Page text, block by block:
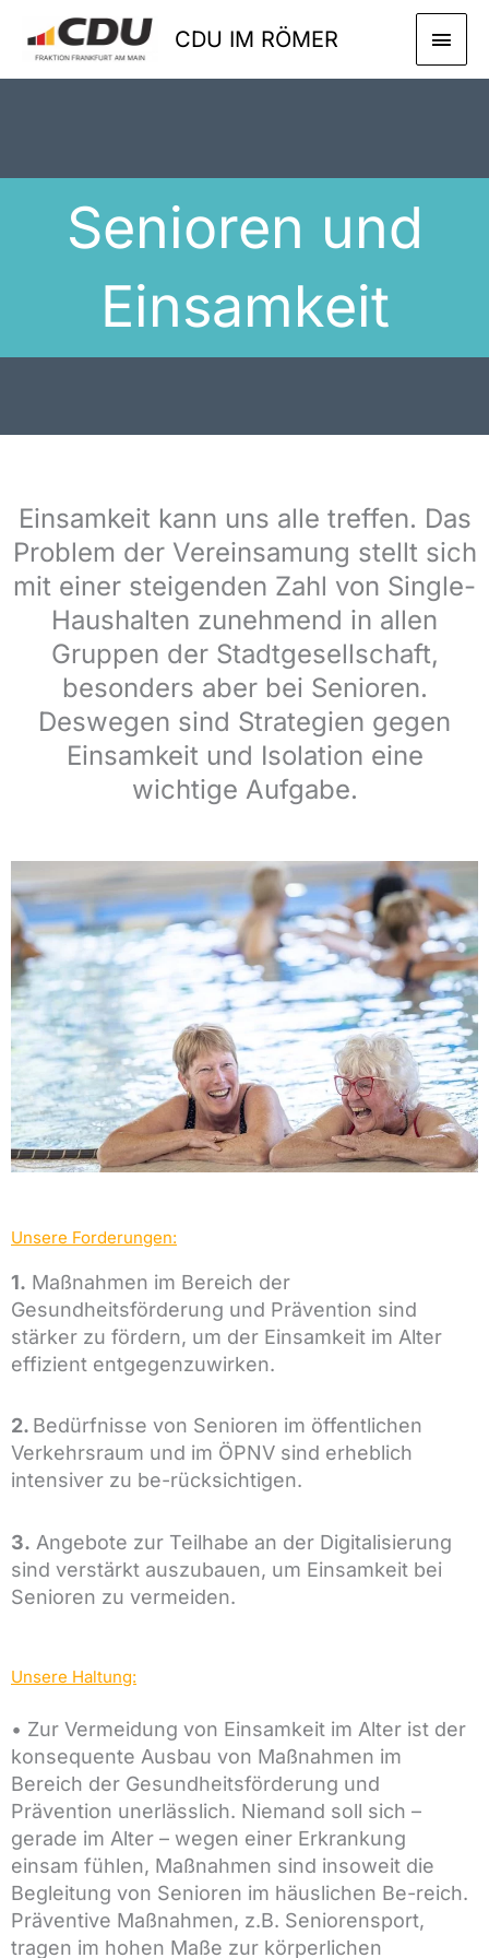
Inhalt
springen
CDU IM RÖMER
Senioren und
Einsamkeit
Einsamkeit kann uns alle treffen. Das
Problem der Vereinsamung stellt sich
mit einer steigenden Zahl von Single-
Haushalten zunehmend in allen
Gruppen der Stadtgesellschaft,
besonders aber bei Senioren.
Deswegen sind Strategien gegen
Einsamkeit und Isolation eine
wichtige Aufgabe.
Unsere Forderungen:
1. Maßnahmen im Bereich der
Gesundheitsförderung und Prävention sind
stärker zu fördern, um der Einsamkeit im Alter
effizient entgegenzuwirken.
2. Bedürfnisse von Senioren im öffentlichen
Verkehrsraum und im ÖPNV sind erheblich
intensiver zu be-rücksichtigen.
3. Angebote zur Teilhabe an der Digitalisierung
sind verstärkt auszubauen, um Einsamkeit bei
Senioren zu vermeiden.
Unsere Haltung:
• Zur Vermeidung von Einsamkeit im Alter ist der
konsequente Ausbau von Maßnahmen im
Bereich der Gesundheitsförderung und
Prävention unerlässlich. Niemand soll sich –
gerade im Alter – wegen einer Erkrankung
einsam fühlen, Maßnahmen sind insoweit die
Begleitung von Senioren im häuslichen Be-reich.
Präventive Maßnahmen, z.B. Seniorensport,
tragen im hohen Maße zur körperlichen